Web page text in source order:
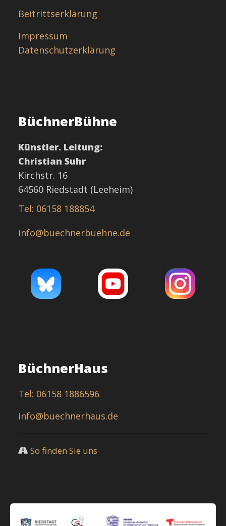
Beitrittserklärung
Impressum
Datenschutzerklärung
BüchnerBühne
Künstler. Leitung:
Christian Suhr
Kirchstr. 16
64560 Riedstadt (Leeheim)
Tel: 06158 188854
info@buechnerbuehne.de
BüchnerHaus
Tel: 06158 1886596
info@buechnerhaus.de
So finden Sie uns